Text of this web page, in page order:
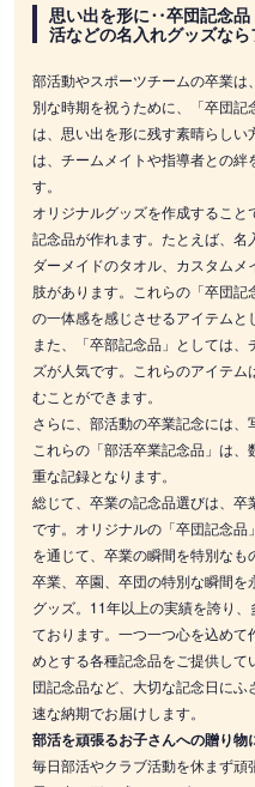
思い出を形に‥卒団記念品
活などの名入れグッズなら
部活動やスポーツチームの卒業
別な時期を祝うために、「卒団記
は、思い出を形に残す素晴らしい
は、チームメイトや指導者との
す。
オリジナルグッズを作成するこ
記念品が作れます。たとえば、
ダーメイドのタオル、カスタム
肢があります。これらの「卒団
の一体感を感じさせるアイテムと
また、「卒部記念品」としては
ズが人気です。これらのアイテ
むことができます。
さらに、部活動の卒業記念には、
これらの「部活卒業記念品」は
重な記録となります。
総じて、卒業の記念品選びは、
です。オリジナルの「卒団記念品
を通じて、卒業の瞬間を特別なも
卒業、卒園、卒団の特別な瞬間
グッズ。11年以上の実績を誇り
ております。一つ一つ心を込めて
めとする各種記念品をご提供し
団記念品など、大切な記念日に
速な納期でお届けします。
部活を頑張るお子さんへの贈り物
毎日部活やクラブ活動を休まず